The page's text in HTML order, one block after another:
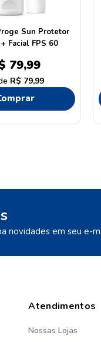
Sun Protetor
Facial FPS 60
79,99
R$ 79,99
novidades em seu e-
Atendimentos
Nossas Lojas